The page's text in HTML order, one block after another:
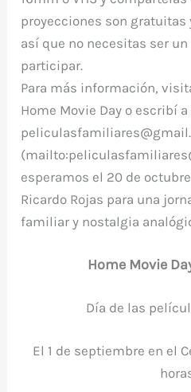
proyecciones son
así que no necesitas ser
participar.
Para más información,
Home Movie Day o escribí a
(mailto:
esperamos el 20 de
Ricardo Rojas para una
familiar y nostalgia
Home Movie
Día de las
El 1 de septiembre en el